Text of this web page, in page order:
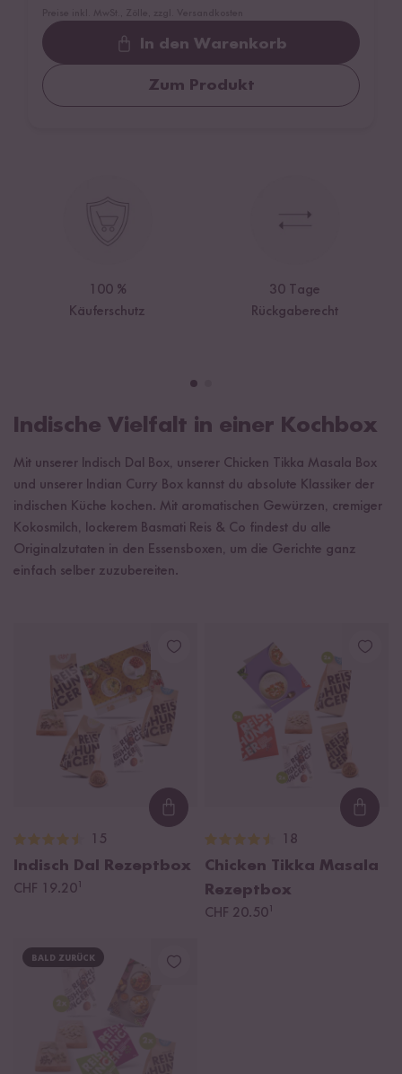
In den Warenkorb
Zum Produkt
100 %
Käuferschutz
30 Tage
Rückgaberecht
Indische Vielfalt in einer Kochbox
Mit unserer Indisch Dal Box, unserer Chicken Tikka Masala Box
und unserer Indian Curry Box kannst du absolute Klassiker der
indischen Küche kochen. Mit aromatischen Gewürzen, cremiger
Kokosmilch, lockerem Basmati Reis & Co findest du alle
Originalzutaten in den Essensboxen, um die Gerichte ganz
einfach selber zuzubereiten.
Loading...
15
Indisch Dal Rezeptbox
CHF 19.20¹
18
Chicken Tikka Masala
Rezeptbox
CHF 20.50¹
BALD ZURÜCK